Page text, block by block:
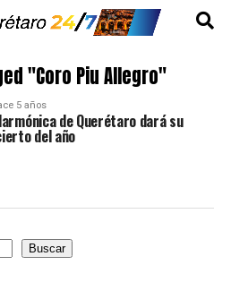
"Coro Piu Allegro"
5 años
de Querétaro dará su
del año
Buscar